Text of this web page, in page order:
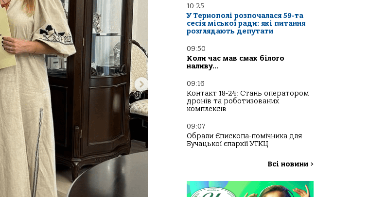
10:25
У Тернополі розпочалася 59-та
сесія міської ради: які питання
розглядають депутати
09:50
Коли час мав смак білого
наливу…
09:16
Контакт 18-24: Стань оператором
дронів та роботизованих
комплексів
09:07
Обрали Єпископа-помічника для
Бучацької єпархії УГКЦ
Всі новини >